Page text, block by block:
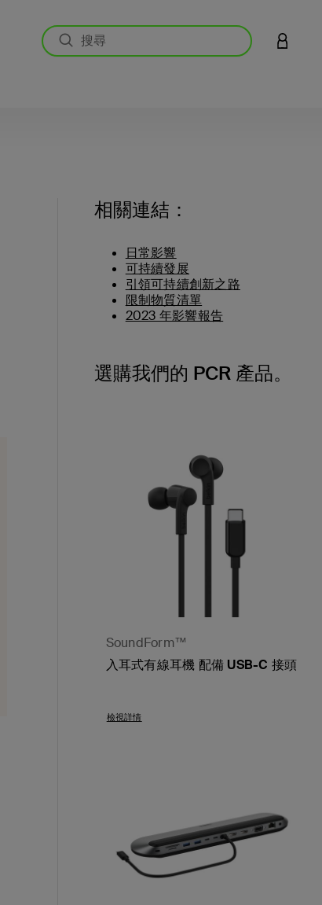
登入您
相關連結：
日常影響
可持續發展
引領可持續創新之路
限制物質清單
2023 年影響報告
選購我們的 PCR 產品。
SoundForm™
入耳式有線耳機 配備 USB-C 接頭
檢視詳情